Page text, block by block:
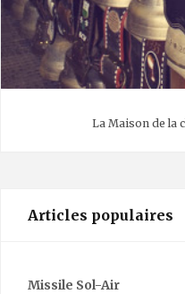
La Maison de la
Articles populaires
Missile Sol-Air